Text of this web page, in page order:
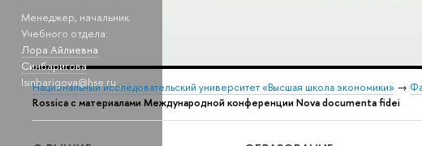
Менеджер, начальник
Учебного отдела:
Лора Айлиевна
Синбаригова
lsinbarigova@hse.ru
Национальный исследовательский университет «Высшая школа экономики» →
Rossica с материалами Международной конференции Nova documenta fidei